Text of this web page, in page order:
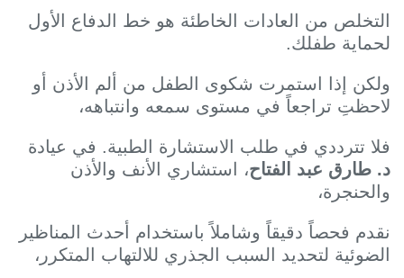
من العادات الخاطئة هو خط الدفاع الأول
طفلك.
إذا استمرت شكوى الطفل من ألم الأذن أو
تراجعاً في مستوى سمعه وانتباهه،
تترددي في طلب الاستشارة الطبية. في عيادة
طارق عبد الفتاح، استشاري الأنف والأذن
فحصاً دقيقاً وشاملاً باستخدام أحدث المناظير
لتحديد السبب الجذري للالتهاب المتكرر،